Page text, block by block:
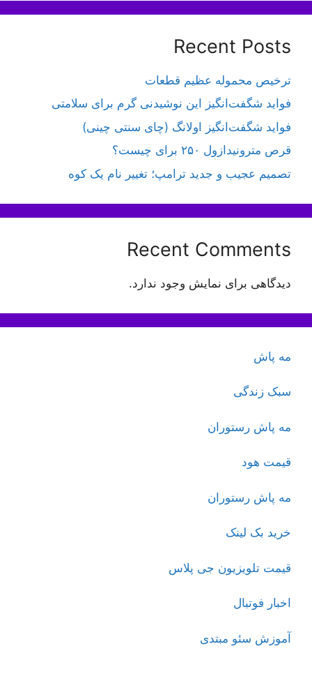
Recent Posts
ترخیص محموله عظیم قطعات
فواید شگفت‌انگیز این نوشیدنی گرم برای سلامتی
فواید شگفت‌انگیز اولانگ (چای سنتی چینی)
قرص مترونیدازول ۲۵۰ برای چیست؟
تصمیم عجیب و جدید ترامپ؛ تغییر نام یک کوه
Recent Comments
دیدگاهی برای نمایش وجود ندارد.
مه پاش
سبک زندگی
مه پاش رستوران
قیمت هود
مه پاش رستوران
خرید بک لینک
قیمت تلویزیون جی پلاس
اخبار فوتبال
آموزش سئو مبتدی